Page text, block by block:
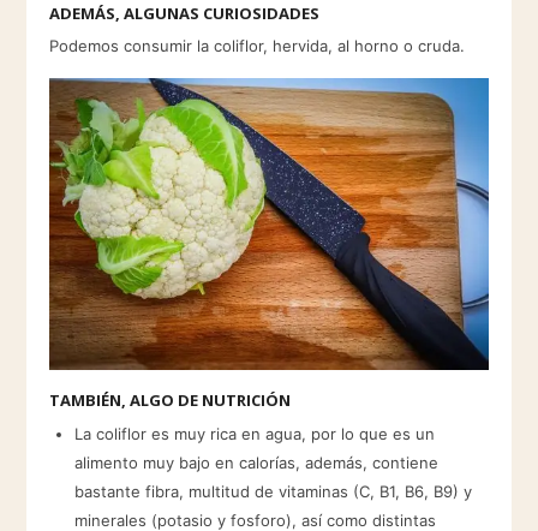
ADEMÁS, ALGUNAS CURIOSIDADES
Podemos consumir la coliflor, hervida, al horno o cruda.
TAMBIÉN, ALGO DE NUTRICIÓN
La coliflor es muy rica en agua, por lo que es un
alimento muy bajo en calorías, además, contiene
bastante fibra, multitud de vitaminas (C, B1, B6, B9) y
minerales (potasio y fosforo), así como distintas